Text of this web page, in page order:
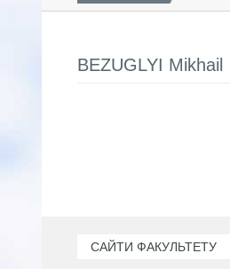
BEZUGLYI Mikhail
САЙТИ ФАКУЛЬТЕТУ